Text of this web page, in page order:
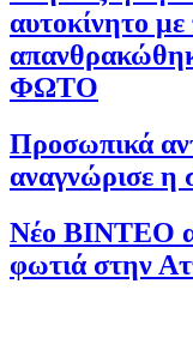
αυτοκίνητο
ΦΩΤΟ
Προσωπικά
αναγνώρισε η
Νέο ΒΙΝΤΕΟ
φωτιά στην